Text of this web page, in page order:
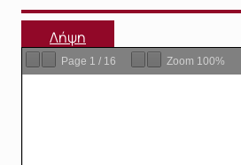
Λήψη
Page1 Zoom